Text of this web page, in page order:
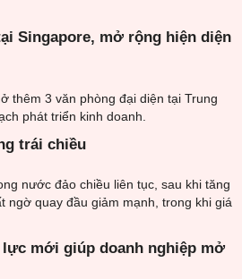
Singapore, mở rộng hiện diện
thêm 3 văn phòng đại diện tại Trung
phát triển kinh doanh.
trái chiều
nước đảo chiều liên tục, sau khi tăng
ngờ quay đầu giảm mạnh, trong khi giá
mới giúp doanh nghiệp mở